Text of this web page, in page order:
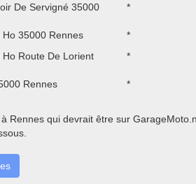
De Servigné 35000
*
35000 Rennes
*
Route De Lorient
*
Rennes *
Rennes qui devrait être sur